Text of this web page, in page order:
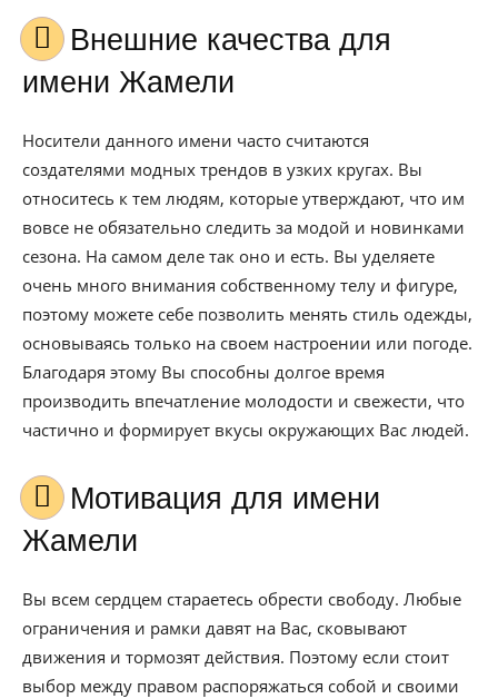
Внешние качества для
имени Жамели
Носители данного имени часто считаются
создателями модных трендов в узких кругах. Вы
относитесь к тем людям, которые утверждают, что им
вовсе не обязательно следить за модой и новинками
сезона. На самом деле так оно и есть. Вы уделяете
очень много внимания собственному телу и фигуре,
поэтому можете себе позволить менять стиль одежды,
основываясь только на своем настроении или погоде.
Благодаря этому Вы способны долгое время
производить впечатление молодости и свежести, что
частично и формирует вкусы окружающих Вас людей.
Мотивация для имени
Жамели
Вы всем сердцем стараетесь обрести свободу. Любые
ограничения и рамки давят на Вас, сковывают
движения и тормозят действия. Поэтому если стоит
выбор между правом распоряжаться собой и своими